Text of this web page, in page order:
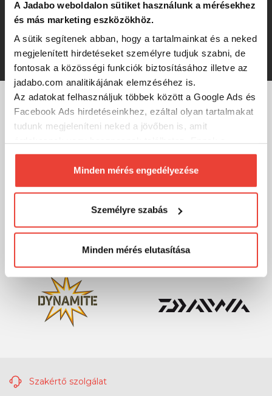
A Jadabo weboldalon sütiket használunk a mérésekhez
és más marketing eszközökhöz.
A sütik segítenek abban, hogy a tartalmainkat és a neked
megjelenített hirdetéseket személyre tudjuk szabni, de
fontosak a közösségi funkciók biztosításához illetve az
jadabo.com analitikájának elemzéséhez is.
Az adatokat felhasználjuk többek között a Google Ads és
Facebook Ads hirdetéseinkhez, ezáltal olyan tartalmakat
tudunk megjeleníteni neked a jövőben is, amit
biztosításához arra kérünk, hogy engedd meg
számunkra minden mérés használatát.
Természetesensoha semmilyen formában nem fogunk
megváltoztathatod a döntésed ezzel kapcsolatban.
Előre is köszönjük!
Minden mérés engedélyezése
Személyre szabás
Minden mérés elutasítása
1 380 Ft
MÁRKÁINK
Szakértő szolgálat